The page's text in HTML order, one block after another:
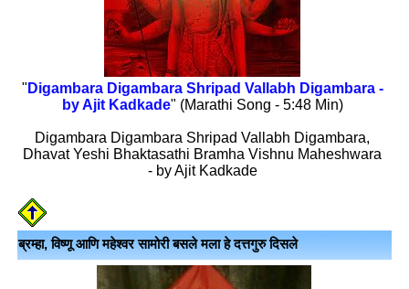
" Digambara Digambara Shripad Vallabh Digambara -
by Ajit Kadkade" (Marathi Song - 5:48 Min)
Digambara Digambara Shripad Vallabh Digambara,
Dhavat Yeshi Bhaktasathi Bramha Vishnu Maheshwara
- by Ajit Kadkade
ब्रम्हा, विष्णू आणि महेश्वर सामोरी बसले मला हे दत्तगुरु दिसले